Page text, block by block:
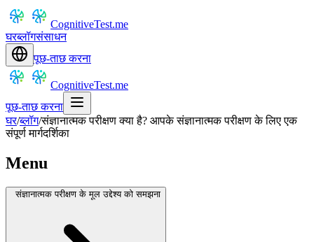
CognitiveTest.me
घरब्लॉगसंसाधन
पूछ-ताछ करना
CognitiveTest.me
पूछ-ताछ करना
घर/ब्लॉग/संज्ञानात्मक परीक्षण क्या है? आपके संज्ञानात्मक परीक्षण के लिए एक
संपूर्ण मार्गदर्शिका
Menu
संज्ञानात्मक परीक्षण के मूल उद्देश्य को समझना